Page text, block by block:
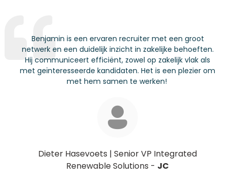
Benjamin is een ervaren recruitermet een groot
netwerk en een duidelijk inzicht in zakelijke behoeften.
Hij communiceert efficiënt, zowel op zakelijk vlak als
met geïnteresseerde kandidaten. Het is een plezier om
met hem samen te werken!
Dieter Hasevoets | Senior VP Integrated
Renewable Solutions - JC